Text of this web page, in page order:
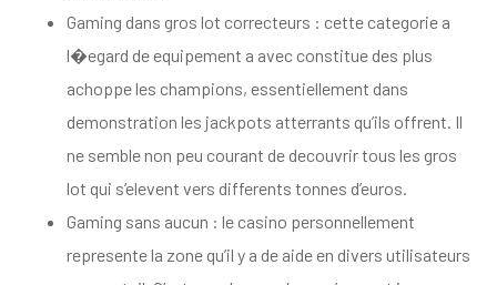
Gaming dans gros lot correcteurs : cette categorie a
l�egard de equipement a avec constitue des plus
achoppe les champions, essentiellement dans
demonstration les jackpots atterrants qu’ils offrent. Il
ne semble non peu courant de decouvrir tous les gros
lot qui s’elevent vers differents tonnes d’euros.
Gaming sans aucun : le casino personnellement
represente la zone qu’il y a de aide en divers utilisateurs